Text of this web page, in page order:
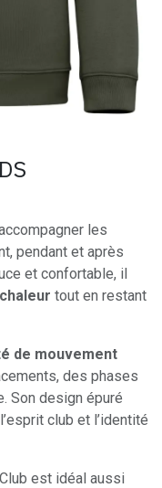
les
pendant et après
et confortable, il
tout en restant
de mouvement
des phases
Son design épuré
club et l’identité
est idéal aussi